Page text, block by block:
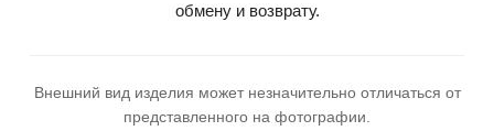
обмену и возврату.
Внешний вид изделия может незначительно отличаться от
представленного на фотографии.